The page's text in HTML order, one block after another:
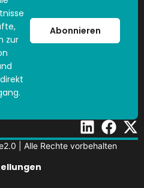
zur
Abonnieren
| Alle Rechte vorbehalten